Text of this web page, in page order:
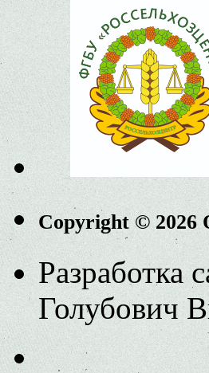
Copyright ©
Разработка
Голубович